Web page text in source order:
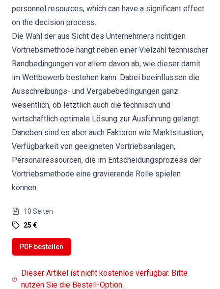
personnel resources, which can have a significant effect
on the decision process.
Die Wahl der aus Sicht des Unternehmers richtigen
Vortriebsmethode hängt neben einer Vielzahl technischer
Randbedingungen vor allem davon ab, wie dieser damit
im Wettbewerb bestehen kann. Dabei beeinflussen die
Ausschreibungs- und Vergabebedingungen ganz
wesentlich, ob letztlich auch die technisch und
wirtschaftlich optimale Lösung zur Ausführung gelangt.
Daneben sind es aber auch Faktoren wie Marktsituation,
Verfügbarkeit von geeigneten Vortriebsanlagen,
Personalressourcen, die im Entscheidungsprozess der
Vortriebsmethode eine gravierende Rolle spielen
können.
10 Seiten
25 €
PDF bestellen
Dieser Artikel ist nicht kostenlos verfügbar. Bitte
nutzen Sie die Bestell-Option.